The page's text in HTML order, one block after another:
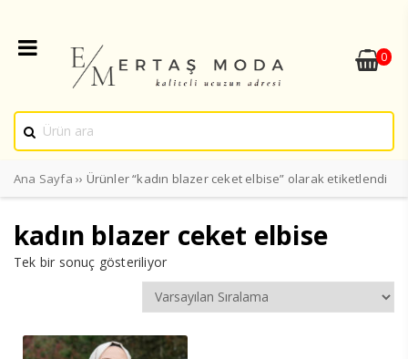
0
Ana Sayfa ›› Ürünler “kadın blazer ceket elbise” olarak etiketlendi
kadın blazer ceket elbise
Tek bir sonuç gösteriliyor